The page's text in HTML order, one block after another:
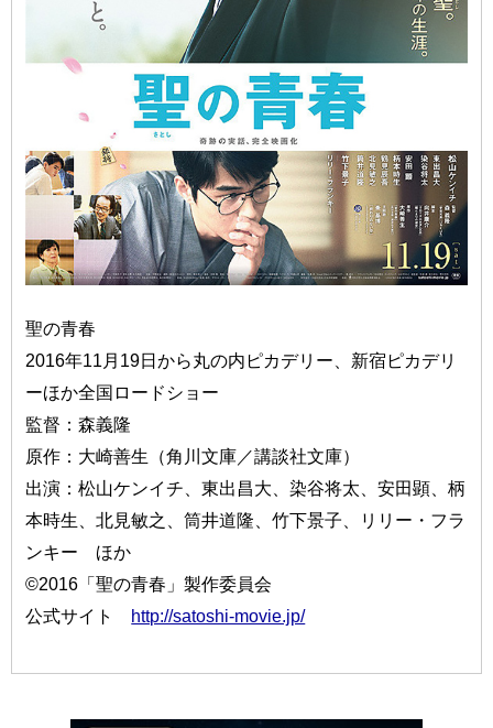
聖の青春
2016年11月19日から丸の内ピカデリー、新宿ピカデリ
ーほか全国ロードショー
監督：森義隆
原作：大崎善生（角川文庫／講談社文庫）
出演：松山ケンイチ、東出昌大、染谷将太、安田顕、柄
本時生、北見敏之、筒井道隆、竹下景子、リリー・フラ
ンキー ほか
©2016「聖の青春」製作委員会
公式サイト http://satoshi-movie.jp/